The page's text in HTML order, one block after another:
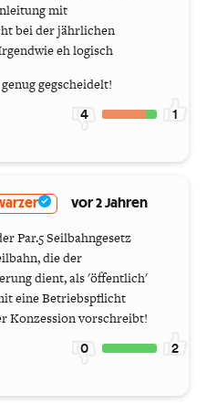
mit
bei der jährlichen
eh logisch
gegscheidelt!
4 1
vor 2 Jahren
Par.5 Seilbahngesetz
die der
dient, als 'öffentlich'
eine Betriebspflicht
Konzession vorschreibt!
0 2